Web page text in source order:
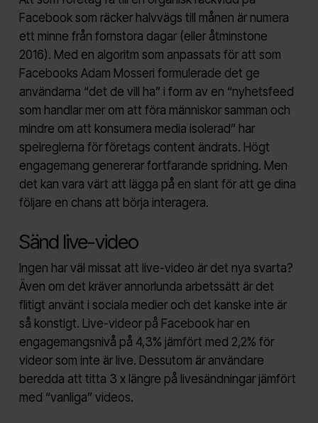
Facebook som räcker halvvägs till månen är numera
ett minne från fornstora dagar (eller åtminstone
2016). Med en algoritm som anpassats för att som
Facebooks Adam Mosseri formulerade det ge
användarna “det de vill ha” i form av en “nyhetsfeed
som handlar mer om att föra människor samman och
mindre om att konsumera media isolerad” har
spelreglerna för företags content ändrats. Högt
engagemang genererar fortfarande spridning. Men
det kan vara värt att lägga på en slant för att ge dina
följare en chans att börja interagera.
Sänd live-video
Ingen har väl missat att live-video är det nya svarta?
Även om det kräver annorlunda arbetssätt är det
flitigt använt i sociala medier och det kanske inte är
så konstigt. Live-videor på Facebook har en
engagemangsnivå på 4,3% jämfört med 2,2% för
videor som inte är live. Dessutom är användare
beredda att titta 3 x längre på livesändningar jämfört
med “vanliga” videos.